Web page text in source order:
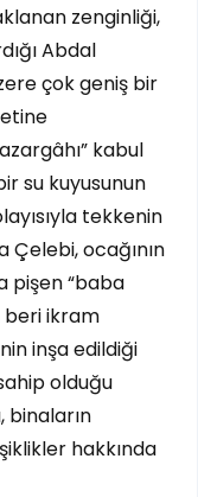
zenginliği,
Abdal
çok geniş bir
kabul
su kuyusunun
tekkenin
Çelebi, ocağının
pişen “baba
beri ikram
inşa edildiği
olduğu
binaların
hakkında